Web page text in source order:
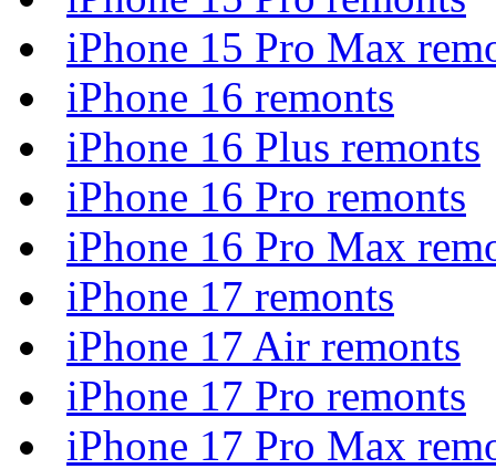
iPhone 15 Pro Max
iPhone 16 remonts
iPhone 16 Plus remonts
iPhone 16 Pro remonts
iPhone 16 Pro Max
iPhone 17 remonts
iPhone 17 Air remonts
iPhone 17 Pro remonts
iPhone 17 Pro Max